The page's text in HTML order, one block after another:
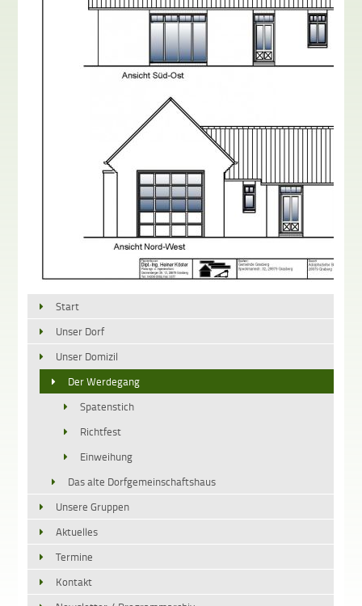
Start
Unser Dorf
Unser Domizil
Der Werdegang
Spatenstich
Richtfest
Einweihung
Das alte Dorfgemeinschaftshaus
Unsere Gruppen
Aktuelles
Termine
Kontakt